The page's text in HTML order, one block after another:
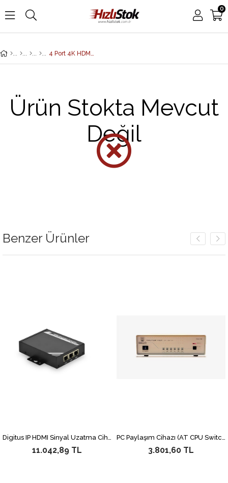
0
4 Port 4K HDMI Switch, 4 giriş - 1 çıkış, uzaktan kumanda ürünle birlikte gelmektedir<br> 4-Port 4K HDMI Switch
Benzer Ürünler
Digitus IP HDMI Sinyal Uzatma Cihazı, Alıcı (Receiver) Birim, 100 metre, Maksimum çözünürlük 1920x1080, 1 x HDMI ekran bağlantısı, 1 x RS-232 bağlantısı, uzaktan kumanda vericisi ve güç adaptörü dahil, DS-55200 Transmitter Birim ayrıca alınmalıdır
11.042,89 TL
PC Paylaşım Cihazı (AT CPU Switch), 4 PC, 1 giriş - 4 çıkış
3.801,60 TL